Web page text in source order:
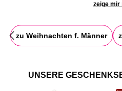
Hier findest du eine riesige
für Freunde, Bekannte, Kunden
Wir haben für jeden und jede ein
Weihnachtsgeschenk auf Lager.
zusammengestellt und verpackt
zeige mir
zu Weihnachten f. Männer
UNSERE